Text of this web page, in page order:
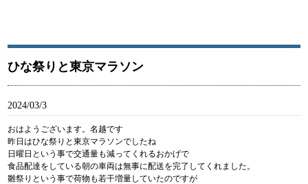
ひな祭りと東京マラソン
2024/03/3
おはようございます。名越です
昨日はひな祭りと東京マラソンでしたね
日曜日という事で交通量も減ってくれるおかげで
食品配達をしている朝の車両は無事に配送を完了してくれました。
雛祭りという事で荷物も若干増量していたのですが